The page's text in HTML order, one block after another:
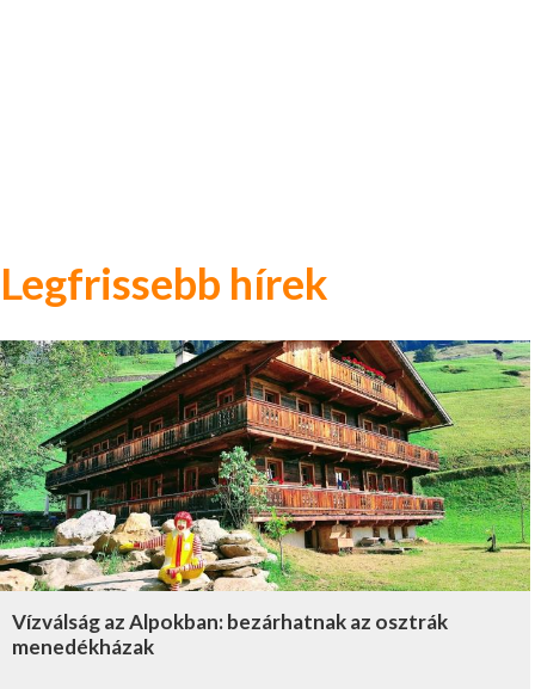
Legfrissebb hírek
Vízválság az Alpokban: bezárhatnak az osztrák
menedékházak